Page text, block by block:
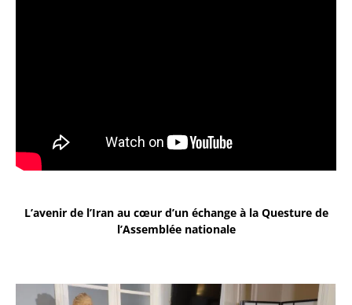
L’avenir de l’Iran au cœur d’un échange à la Questure de
l’Assemblée nationale